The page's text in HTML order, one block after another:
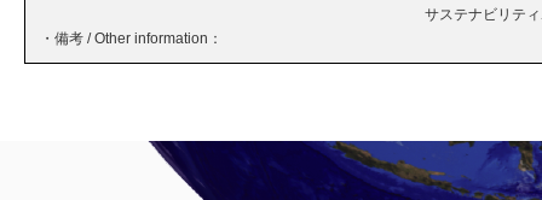
サステナビリテ
・備考 / Other information：